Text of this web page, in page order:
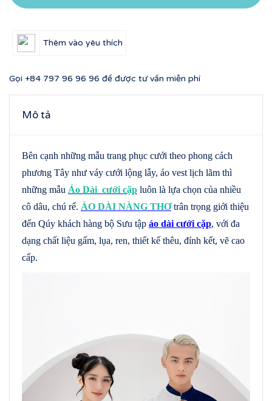
Thêm vào yêu thích
Gọi +84 797 96 96 96 để được tư vấn miễn phí
Mô tả
Bên cạnh những mẫu trang phục cưới theo phong cách
phương Tây như váy cưới lộng lẫy, áo vest lịch lãm thì
những mẫu Áo Dài cưới cặp luôn là lựa chọn của nhiều
cô dâu, chú rể. ÁO DÀI NÀNG THƠtrân trọng giới thiệu
đến Qúy khách hàng bộ Sưu tập áo dài cưới cặp, với đa
dạng chất liệu gấm, lụa, ren, thiết kế thêu, đính kết, vẽ cao
cấp.